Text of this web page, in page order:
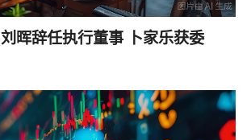
晖辞任执行董事 卜家乐获委